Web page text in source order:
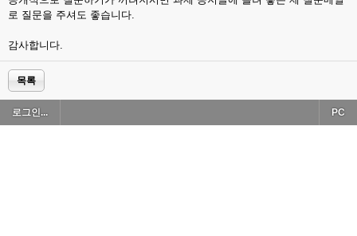
로 질문을 주셔도 좋습니다.
감사합니다.
목록
로그인... PC